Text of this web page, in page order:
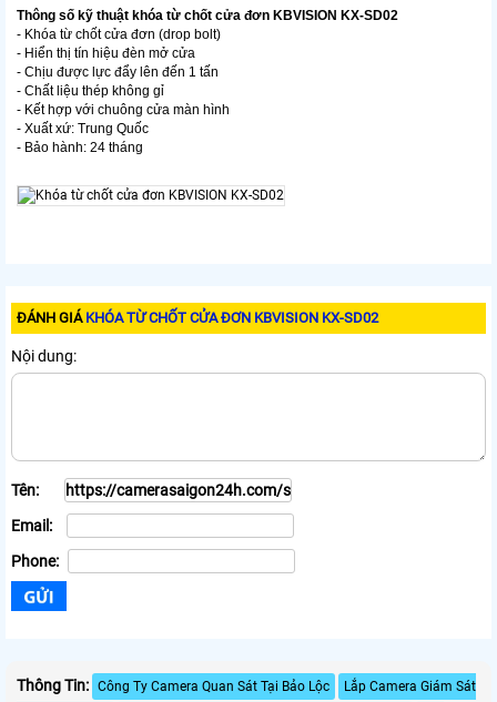
Thông số kỹ thuật khóa từ chốt cửa đơn KBVISION KX-SD02
- Khóa từ chốt cửa đơn (drop bolt)
- Hiển thị tín hiệu đèn mở cửa
- Chịu được lực đẩy lên đến 1 tấn
- Chất liệu thép không gỉ
- Kết hợp với chuông cửa màn hình
- Xuất xứ: Trung Quốc
- Bảo hành: 24 tháng
ĐÁNH GIÁ KHÓA TỪ CHỐT CỬA ĐƠN KBVISION KX-SD02
Nội dung:
Tên:
Email:
Phone:
Thông Tin: Công Ty Camera Quan Sát Tại Bảo Lộc
Lắp Camera Giám Sát